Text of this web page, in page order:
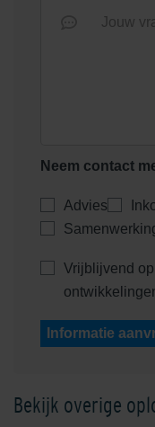
Helder Wit
Jouw
Neem contact
Advies
Vrijblijvend
Informatie
Bekijk overige